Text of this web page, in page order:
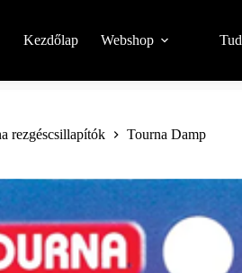
Kezdőlap Webshop
rezgéscsillapítók Tourna Damp